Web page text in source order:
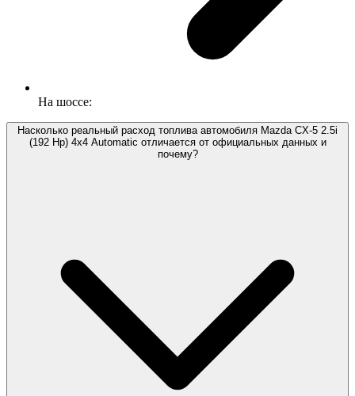
На шоссе:
Насколько реальный расход топлива автомобиля Mazda CX-5 2.5i
(192 Hp) 4x4 Automatic отличается от официальных данных и
почему?